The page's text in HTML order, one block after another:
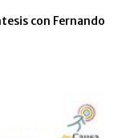
con Fernando